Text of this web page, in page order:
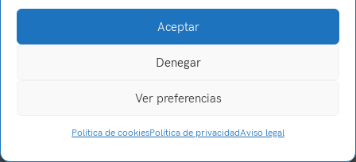
Aceptar
Denegar
Ver preferencias
Política de cookiesPolítica de privacidadAviso legal
Brush Willis 2023Trabajo realizado por Wake Up! Creations.
0